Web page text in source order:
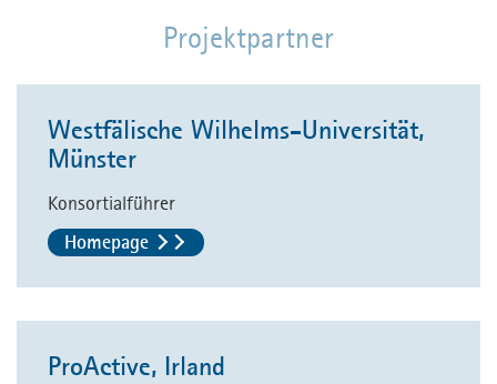
Projektpartner
Westfälische Wilhelms-Universität,
Münster
Konsortialführer
Homepage
ProActive, Irland